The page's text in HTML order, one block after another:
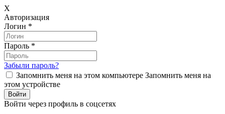
X
Авторизация
Логин *
Пароль *
Забыли пароль?
Запомнить меня на этом компьютере Запомнить меня на
этом устройстве
Войти через профиль в соцсетях